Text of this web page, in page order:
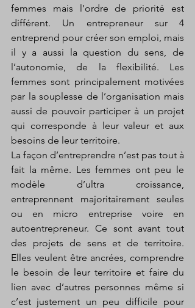
femmes mais l’ordre de priorité est
différent. Un entrepreneur sur 4
entreprend pour créer son emploi, mais
il y a aussi la question du sens, de
l’autonomie, de la flexibilité. Les
femmes sont principalement motivées
par la souplesse de l’organisation mais
aussi de pouvoir participer à un projet
qui corresponde à leur valeur et aux
besoins de leur territoire.
La façon d’entreprendre n’est pas tout à
fait la même. Les femmes ont peu le
modèle d’ultra croissance,
entreprennent majoritairement seules
ou en micro entreprise voire en
autoentrepreneur. Ce sont avant tout
des projets de sens et de territoire.
Elles veulent être ancrées, comprendre
le besoin de leur territoire et faire du
lien avec d’autres personnes même si
c’est justement un peu difficile pour